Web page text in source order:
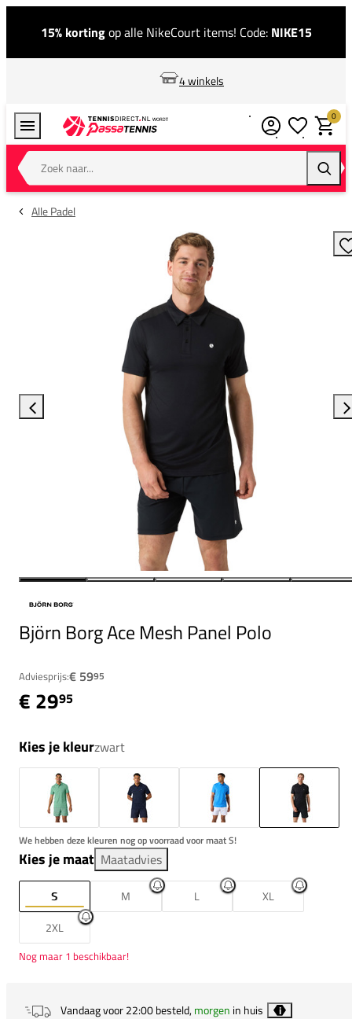
15% kortingop alle NikeCourt items! Code: NIKE15
4 winkels
Zoek naar...
0
Alle Padel
Björn Borg Ace Mesh Panel Polo
Adviesprijs:€ 5995
€ 2995
Kies je kleurzwart
We hebben deze kleuren nog op voorraad voor maat S!
Kies je maat Maatadvies
S M L
XL
2XL
Nog maar 1 beschikbaar!
Vandaag voor 22:00 besteld,morgen in huis i